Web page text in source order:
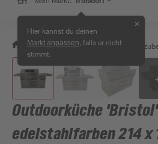
Hier kannst du deinen
Markt anpassen , falls er nicht
stimmt.
✕
/ Garten & Freizeit / Grills &
Outdoorküche 'Bristol'
edelstahlfarben 214 x